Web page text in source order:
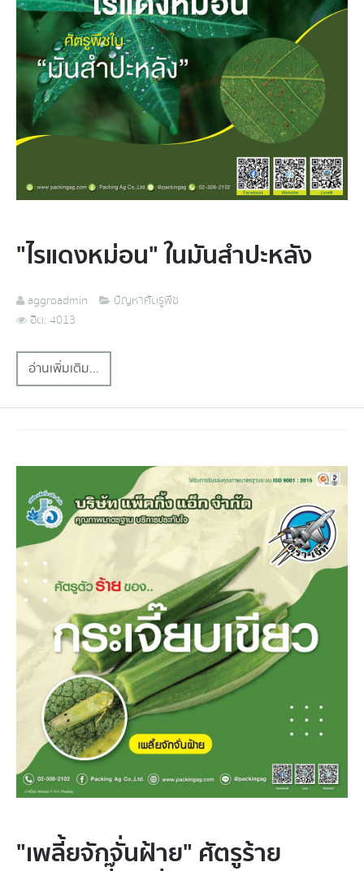
"ไรแดงหม่อน" ในมันสำปะหลัง
aggroadmin
ปัญหาศัตรูพืช
ฮิต: 4013
อ่านเพิ่มเติม...
"เพลี้ยจักจั่นฝ้าย" ศัตรูร้าย